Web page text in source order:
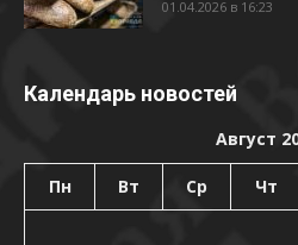
01.04.2026 в 16:23
Календарь новостей
Август
Пн Вт Ср Чт